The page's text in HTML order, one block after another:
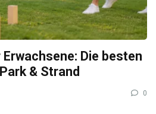
Die besten
& Strand
0